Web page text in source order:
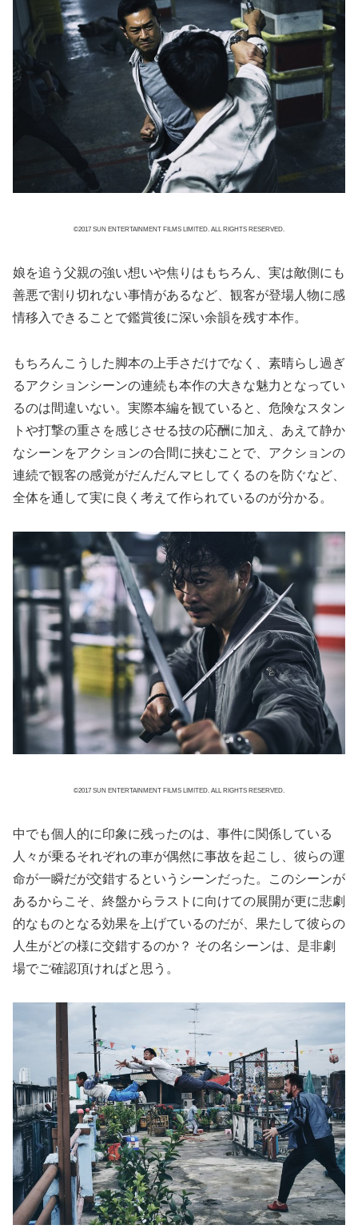
©2017 SUN ENTERTAINMENT FILMS LIMITED. ALL RIGHTS RESERVED.
娘を追う父親の強い想いや焦りはもちろん、実は敵側にも
善悪で割り切れない事情があるなど、観客が登場人物に感
情移入できることで鑑賞後に深い余韻を残す本作。
もちろんこうした脚本の上手さだけでなく、素晴らし過ぎ
るアクションシーンの連続も本作の大きな魅力となってい
るのは間違いない。実際本編を観ていると、危険なスタン
トや打撃の重さを感じさせる技の応酬に加え、あえて静か
なシーンをアクションの合間に挟むことで、アクションの
連続で観客の感覚がだんだんマヒしてくるのを防ぐなど、
全体を通して実に良く考えて作られているのが分かる。
©2017 SUN ENTERTAINMENT FILMS LIMITED. ALL RIGHTS RESERVED.
中でも個人的に印象に残ったのは、事件に関係している
人々が乗るそれぞれの車が偶然に事故を起こし、彼らの運
命が一瞬だが交錯するというシーンだった。このシーンが
あるからこそ、終盤からラストに向けての展開が更に悲劇
的なものとなる効果を上げているのだが、果たして彼らの
人生がどの様に交錯するのか？ その名シーンは、是非劇
場でご確認頂ければと思う。